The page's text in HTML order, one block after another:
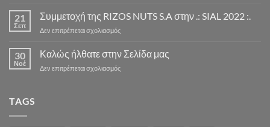
ΝΕΑ
ΣΟΚΟΛΑΤΑΣ
ΣΥΝΤΟΜΑ
Λαχταριστό
21
Σεπ
Συμμετοχή της RIZOS NUTS S.A στην .: SIAL 2022 :.
Δεν επιτρέπεται σχολιασμόςστο
της
NUTS
30
Νοέ
Καλώς ήλθατε στην Σελίδα μας
Δεν επιτρέπεται σχολιασμόςστο
TAGS